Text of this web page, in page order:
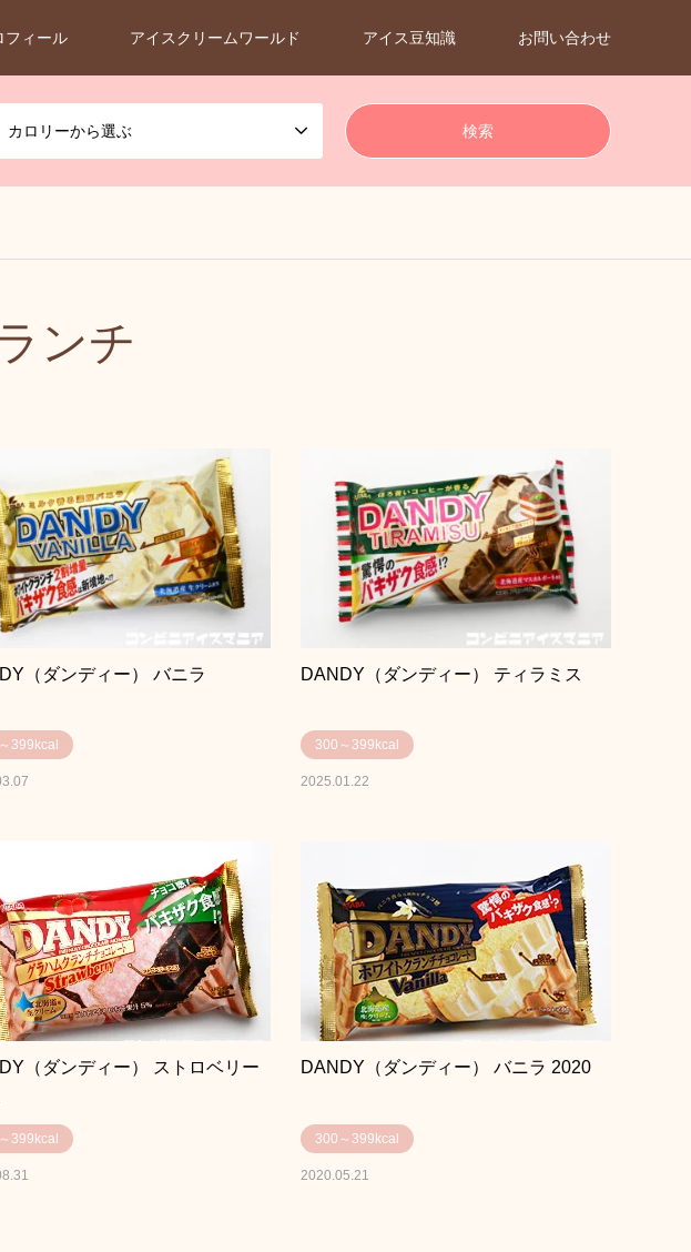
フィール アイスクリームワールド アイス豆知識 お問い合わせ
カロリーから選ぶ
ンチ
（ダンディー） バニラ
399kcal
DANDY（ダンディー） ティラミス
300～399kcal
2025.01.22
（ダンディー） ストロベリー
399kcal
DANDY（ダンディー） バニラ 2020
300～399kcal
2020.05.21